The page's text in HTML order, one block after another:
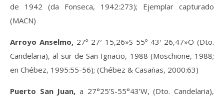
de 1942 (da Fonseca, 1942:273); Ejemplar capturado
(MACN)
Arroyo Anselmo, 27º 27′ 15,26»S 55º 43′ 26,47»O (Dto.
Candelaria), al sur de San Ignacio, 1988 (Moschione, 1988;
en Chébez, 1995:55-56); (Chébez & Casañas, 2000:63)
Puerto San Juan, a 27°25’S-55°43’W, (Dto. Candelaria),